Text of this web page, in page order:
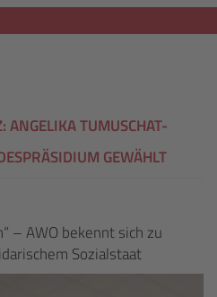
ANGELIKA TUMUSCHAT-
GEWÄHLT
– AWO bekennt sich zu
Sozialstaat